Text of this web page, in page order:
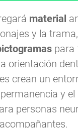
material
y la
para
orientación
crean un
y
personas